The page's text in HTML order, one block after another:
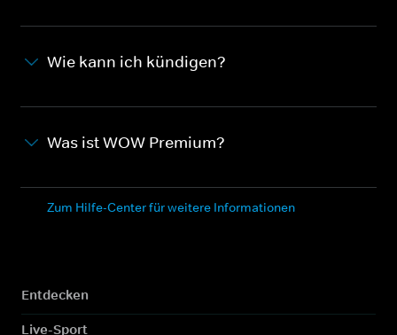
Wie kann ich kündigen?
Was ist WOW Premium?
Zum Hilfe-Center für weitere Informationen
Entdecken
Live-Sport